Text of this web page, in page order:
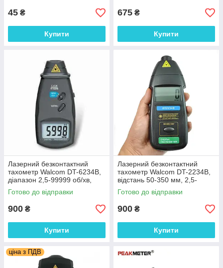
45 ₴
Купити
675 ₴
Купити
Лазерний безконтактний
тахометр Walcom DT-6234В,
діапазон 2,5-99999 об/хв,
відстань 50-500мм
Готово до відправки
900 ₴
Купити
Лазерний безконтактний
тахометр Walcom DT-2234B,
відстань 50-350 мм, 2,5-
99999 об./хв MAX, MIN
Готово до відправки
900 ₴
Купити
ціна з ПДВ